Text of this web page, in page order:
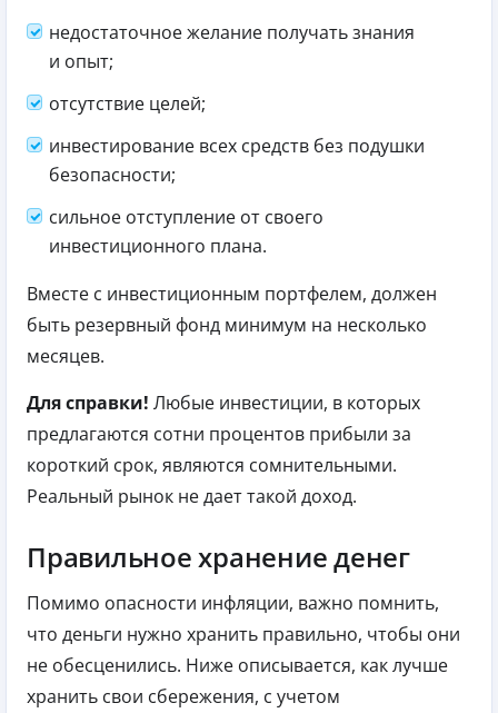
недостаточное желание получать знания
и опыт;
отсутствие целей;
инвестирование всех средств без подушки
безопасности;
сильное отступление от своего
инвестиционного плана.
Вместе с инвестиционным портфелем, должен
быть резервный фонд минимум на несколько
месяцев.
Для справки! Любые инвестиции, в которых
предлагаются сотни процентов прибыли за
короткий срок, являются сомнительными.
Реальный рынок не дает такой доход.
Правильное хранение денег
Помимо опасности инфляции, важно помнить,
что деньги нужно хранить правильно, чтобы они
не обесценились. Ниже описывается, как лучше
хранить свои сбережения, с учетом